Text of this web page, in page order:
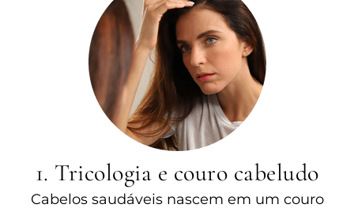
1. Tricologia e couro cabeludo
Cabelos saudáveis nascem em um couro